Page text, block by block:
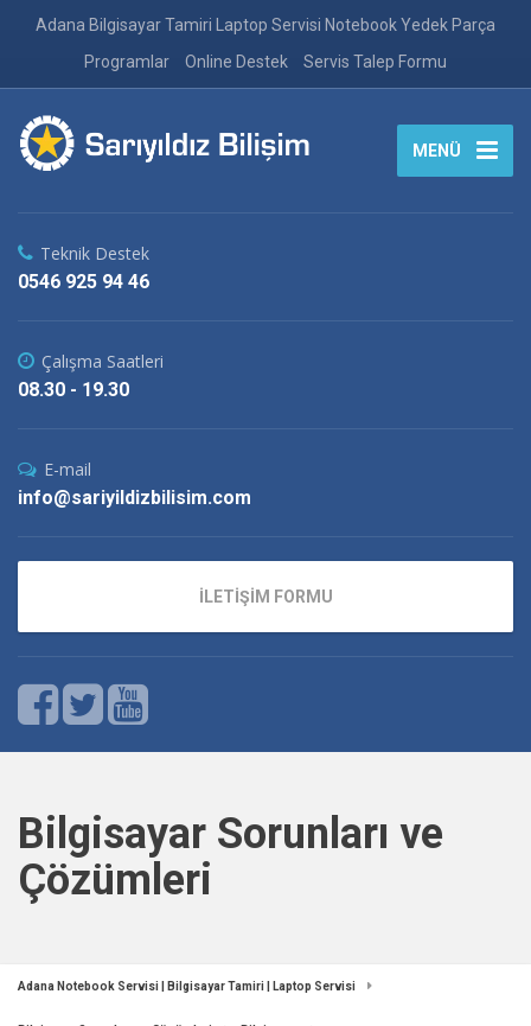
Adana Bilgisayar Tamiri Laptop Servisi Notebook Yedek Parça
Programlar
Online Destek Servis Talep Formu
MENÜ
Teknik Destek
0546 925 94 46
Çalışma Saatleri
08.30 - 19.30
E-mail
info@sariyildizbilisim.com
İLETİŞİM FORMU
Bilgisayar Sorunları ve
Çözümleri
Adana Notebook Servisi | Bilgisayar Tamiri | Laptop Servisi